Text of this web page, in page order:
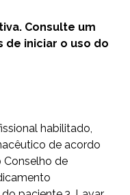
Consulte um
de iniciar o uso do
habilitado,
de acordo
de